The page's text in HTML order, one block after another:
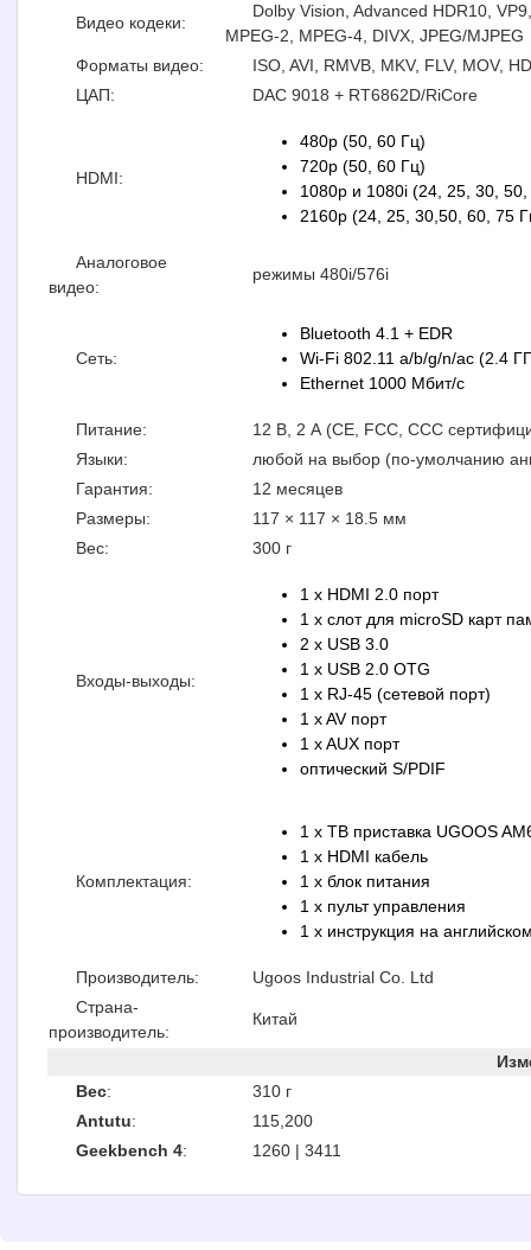
Видео кодеки:
Dolby Vision, Advanced HDR10,
MPEG-2, MPEG-4, DIVX, JPEG/MJPEG
Форматы видео:
ISO, AVI, RMVB, MKV, FLV, MOV,
ЦАП:
DAC 9018 + RT6862D/RiCore
HDMI:
480p (50, 60 Гц)
720p (50, 60 Гц)
1080p и 1080i (24, 25, 30,
2160p (24, 25, 30,50, 60, 75
Аналоговое
видео:
режимы 480i/576i
Сеть:
Bluetooth 4.1 + EDR
Wi-Fi 802.11 a/b/g/n/ac (2.4
Ethernet 1000 Мбит/с
Питание:
12 В, 2 А (CE, FCC, CCC
Языки:
любой на выбор (по-умолчанию
Гарантия:
12 месяцев
Размеры:
117 × 117 × 18.5 мм
Вес:
300 г
Входы-выходы:
1 x HDMI 2.0 порт
1 x слот для microSD карт
2 x USB 3.0
1 x USB 2.0 OTG
1 x RJ-45 (сетевой порт)
1 x AV порт
1 x AUX порт
оптический S/PDIF
Комплектация:
1 x ТВ приставка UGOOS
1 x HDMI кабель
1 x блок питания
1 x пульт управления
1 x инструкция на
Производитель:
Ugoos Industrial Co. Ltd
Страна-
производитель:
Китай
Вес:
310 г
Antutu:
115,200
Geekbench 4: 1260 | 3411